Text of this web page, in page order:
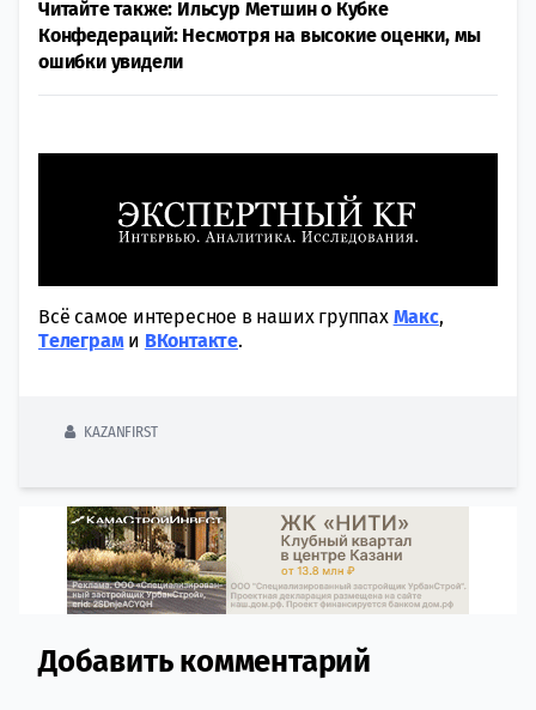
Читайте также: Ильсур Метшин о Кубке
Конфедераций: Несмотря на высокие оценки, мы
ошибки увидели
Всё самое интересное в наших группах Макс,
Tелеграми ВКонтакте.
KAZANFIRST
Comment section
Добавить комментарий